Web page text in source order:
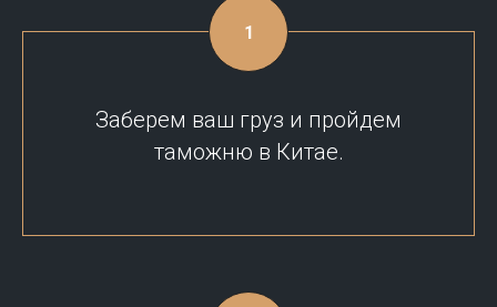
Заберем ваш груз и пройдем
таможню в Китае.